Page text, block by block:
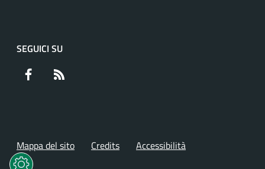
SEGUICI SU
Facebook
Mappa del sito Credits Accessibilità